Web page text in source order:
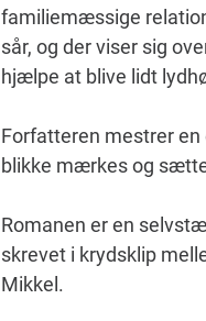
familiemæssige
sår, og der viser sig
hjælpe at blive lidt
Forfatteren mestrer
blikke mærkes og
Romanen er en
skrevet i krydsklip
Mikkel.